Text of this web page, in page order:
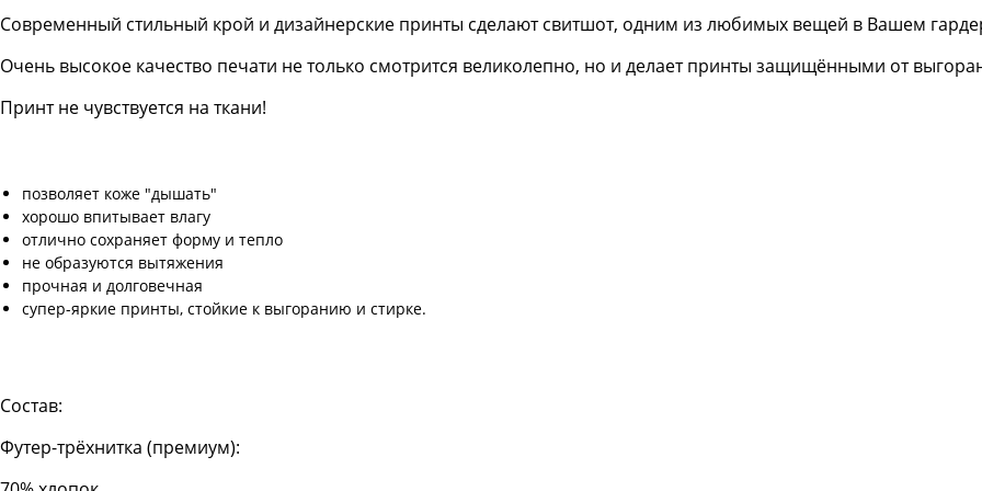
Современный стильный крой и дизайнерские принты сделают свитшот, одним из любимых вещей в Вашем
Очень высокое качество печати не только смотрится великолепно, но и делает принты защищёнными от
Принт не чувствуется на ткани!
позволяет коже "дышать"
хорошо впитывает влагу
отлично сохраняет форму и тепло
не образуются вытяжения
прочная и долговечная
супер-яркие принты, стойкие к выгоранию и стирке.
Состав:
Футер-трёхнитка (премиум):